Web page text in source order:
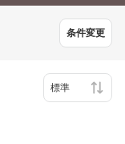
条件変更